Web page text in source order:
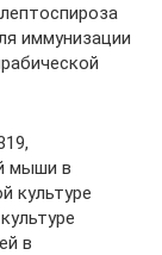
иммунизации
мыши в
культуре
в